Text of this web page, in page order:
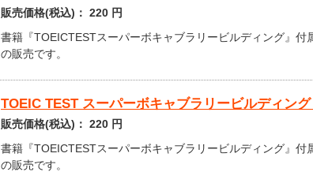
販売価格(税込)： 220 円
書籍『TOEICTESTスーパーボキャブラリービルディング』付
の販売です。
TOEIC TEST スーパーボキャブラリービルディン
販売価格(税込)： 220 円
書籍『TOEICTESTスーパーボキャブラリービルディング』付
の販売です。